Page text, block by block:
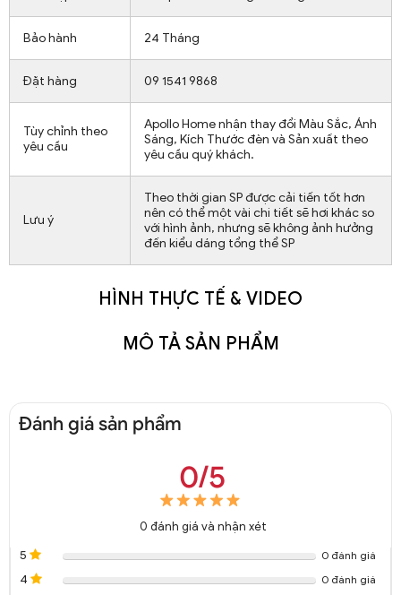
Bảo hành 24 Tháng
Đặt hàng 09 1541 9868
Tùy chỉnh theo
yêu cầu
Apollo Home nhận thay đổi Màu Sắc, Ánh
Sáng, Kích Thước đèn và Sản xuất theo
yêu cầu quý khách.
Lưu ý
Theo thời gian SP được cải tiến tốt hơn
nên có thể một vài chi tiết sẽ hơi khác so
với hình ảnh, nhưng sẽ không ảnh hưởng
đến kiểu dáng tổng thể SP
HÌNH THỰC TẾ & VIDEO
MÔ TẢ SẢN PHẨM
Đánh giá sản phẩm
0/5
0 đánh giá và nhận xét
5
0 đánh giá
4 0 đánh giá